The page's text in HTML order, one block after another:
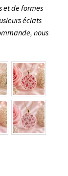
et de formes
éclats
nous